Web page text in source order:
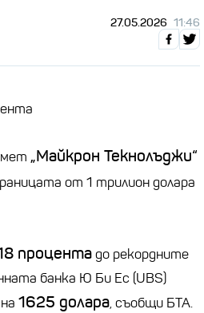
27.05.2026 11:46
„Майкрон Текнолъджи“
от 1 трилион долара
процентадо рекордните
банка Ю Би Ес (UBS)
1625 долара, съобщи БТА.